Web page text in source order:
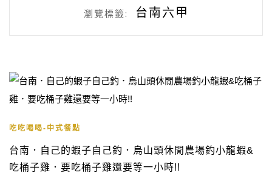
瀏覽標籤: 台南六甲
吃吃喝喝-中式餐點
台南．自己的蝦子自己釣．烏山頭休閒農場釣小龍蝦&
吃桶子雞．要吃桶子雞還要等一小時!!